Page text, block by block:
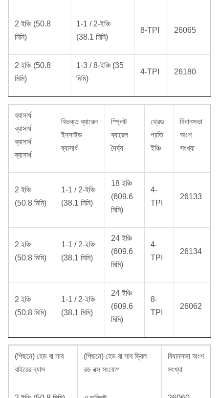
2 ইঞ্চি (50.8
মিমি)
1-1 / 2-ইঞ্চি
(38.1 মিমি)
8-TPI 26065
2 ইঞ্চি (50.8
মিমি)
1-3 / 8-ইঞ্চি (35
মিমি)
4-TPI 26180
ব্যাসার্ধ
ব্যাসার্ধ
ব্যাসার্ধ
ব্যাসার্ধ
বিভক্ত ব্যারেল
ইনসাইড
ব্যাসার্ধ
স্প্লিট
ব্যারেল
দৈর্ঘ্য
থ্রেড
প্রতি
ইঞ্চি
বিধানসভা
অংশ
সংখ্যা
2 ইঞ্চি
(50.8 মিমি)
1-1 / 2-ইঞ্চি
(38.1 মিমি)
18 ইঞ্চি
(609.6
মিমি)
4-
TPI
26133
2 ইঞ্চি
(50.8 মিমি)
1-1 / 2-ইঞ্চি
(38.1 মিমি)
24 ইঞ্চি
(609.6
মিমি)
4-
TPI
26134
2 ইঞ্চি
(50.8 মিমি)
1-1 / 2-ইঞ্চি
(38.1 মিমি)
24 ইঞ্চি
(609.6
মিমি)
8-
TPI
26062
(পিছনে) হেড বা সাব
বাইরের ব্যাস
(পিছনে) হেড বা সাব ড্রিল
রড বক্স সংযোগ
বিধানসভা অংশ
সংখ্যা